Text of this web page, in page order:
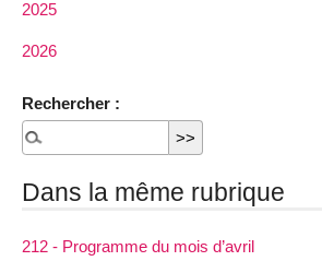
2025
2026
Rechercher :
Dans la même rubrique
212 - Programme du mois d’avril